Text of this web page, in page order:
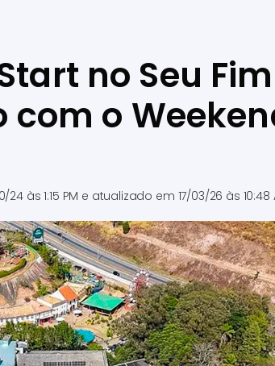
no Seu
com o
24 às 1:15 PM e atualizado em 17/03/26 às 10:48